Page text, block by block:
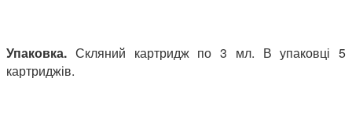
Упаковка. Скляний картридж по 3 мл. В упаковці 5
картриджів.